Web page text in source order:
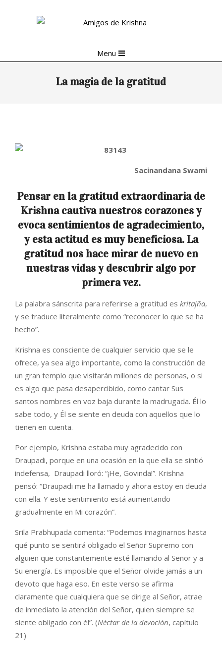
Navigation
Menu
La magia de la gratitud
Sacinandana Swami
Pensar en la gratitud extraordinaria de
Krishna cautiva nuestros corazones y
evoca sentimientos de agradecimiento,
y esta actitud es muy beneficiosa. La
gratitud nos hace mirar de nuevo en
nuestras vidas y descubrir algo por
primera vez.
La palabra sánscrita para referirse a gratitud es kritajña,
y se traduce literalmente como “reconocer lo que se ha
hecho”.
Krishna es consciente de cualquier servicio que se le
ofrece, ya sea algo importante, como la construcción de
un gran templo que visitarán millones de personas, o si
es algo que pasa desapercibido, como cantar Sus
santos nombres en voz baja durante la madrugada. Él lo
sabe todo, y Él se siente en deuda con aquellos que lo
tienen en cuenta.
Por ejemplo, Krishna estaba muy agradecido con
Draupadi, porque en una ocasión en la que ella se sintió
indefensa, Draupadi lloró: “¡He, Govinda!”. Krishna
pensó: “Draupadi me ha llamado y ahora estoy en deuda
con ella. Y este sentimiento está aumentando
gradualmente en Mi corazón”.
Srila Prabhupada comenta: “Podemos imaginarnos hasta
qué punto se sentirá obligado el Señor Supremo con
alguien que constantemente esté llamando al Señor y a
Su energía. Es imposible que el Señor olvide jamás a un
devoto que haga eso. En este verso se afirma
claramente que cualquiera que se dirige al Señor, atrae
de inmediato la atención del Señor, quien siempre se
siente obligado con él”. (Néctar de la devoción, capítulo
21)